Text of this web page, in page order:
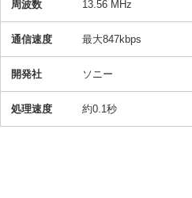
周波数 13.56 MHz
通信速度 最大847kbps
開発社 ソニー
処理速度 約0.1秒